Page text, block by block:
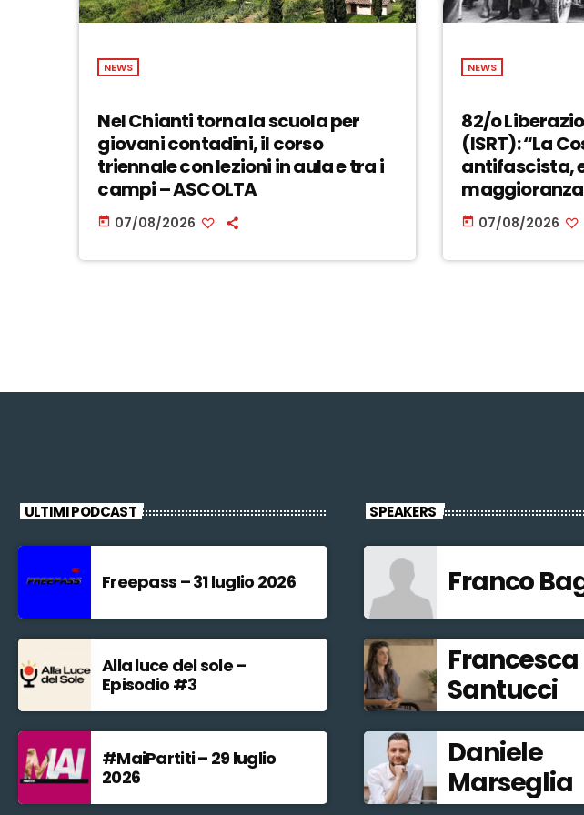
NEWS
Nel Chianti torna la scuola per
giovani contadini, il corso
triennale con lezioni in aula e tra i
campi – ASCOLTA
today 07/08/2026
NEWS
82/o
(ISRT): “La
antifascista,
today 07/08/2026
ULTIMI PODCAST
Freepass – 31 luglio 2026
Alla luce del sole –
Episodio #3
#MaiPartiti – 29 luglio
2026
SPEAKERS
Franco
Francesca
Santucci
Daniele
Marseglia